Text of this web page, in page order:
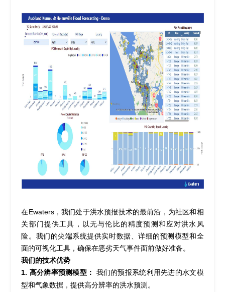
在Ewaters，我们处于洪水预报技术的最前沿，为社区和相
关部门提供工具，以无与伦比的精度预测和应对洪水风
险。我们的尖端系统提供实时数据、详细的预测模型和全
面的可视化工具，确保在恶劣天气事件面前做好准备。
我们的技术优势
1. 高分辨率预测模型：
我们的预报系统利用先进的水文模
型和气象数据，提供高分辨率的洪水预测。